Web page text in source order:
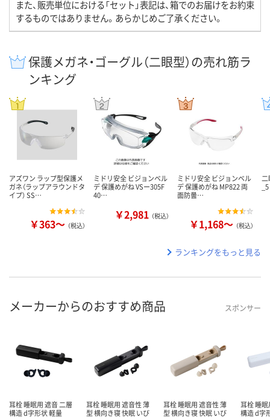
また、販売単位における「セット」表記は、箱でのお届けをお約束
するものではありません。あらかじめご了承ください。
保護メガネ・ゴーグル（二眼型）の売れ筋ラ
ンキング
アズワン ラップ型保護メ
ガネ（ラップアラウンドタ
イプ） SS…
￥363～ （税込）
ミドリ安全 ビジョンベル
デ 保護めがね VSー305F
40…
￥2,981 （税込）
ミドリ安全 ビジョンベル
デ 保護めがね MP822 両
面防曇…
￥1,168～ （税込）
_5
ランキングをもっと見る
メーカーからのおすすめ商品 スポンサー
耳栓 睡眠用 遮音 二層
構造 d字形状 軽量
耳栓 睡眠用 遮音性 薄
型 横向き寝 快眠 いび
耳栓 睡眠用 遮音性 薄
型 横向き寝 快眠 いび
耳栓 睡
構造 d字